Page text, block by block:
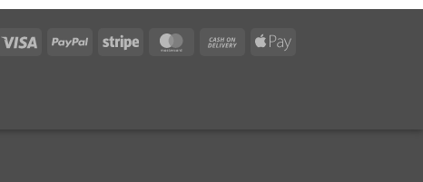
Visa PayPal Stripe MasterCardCash
Apple